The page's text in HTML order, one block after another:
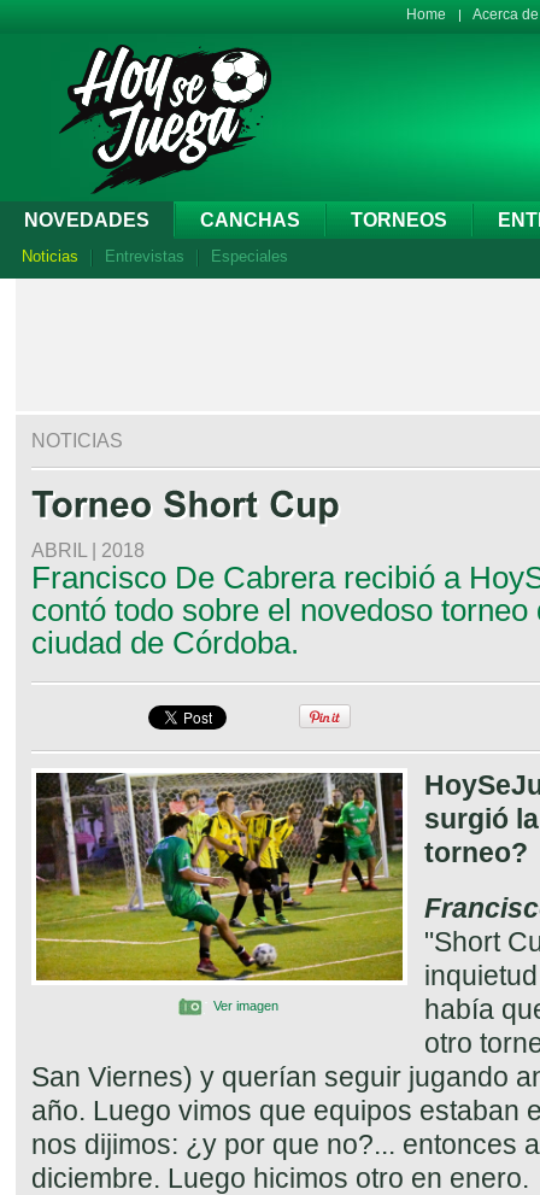
Home Acerca
NOVEDADES CANCHAS TORNEOS
Noticias Entrevistas Especiales
NOTICIAS
ABRIL | 2018
Francisco De Cabrera recibió a
contó todo sobre el novedoso
ciudad de Córdoba.
Ver imagen
surgió
torneo?
"Short
había
otro
San Viernes) y querían seguir jugando
año. Luego vimos que equipos estaban
nos dijimos: ¿y por que no?... entonces
diciembre. Luego hicimos otro en enero.